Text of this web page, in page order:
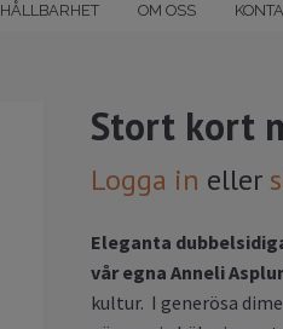
HÅLLBARHET OM OSS
Stort kort
Logga in eller
Eleganta
vår egna Anneli
kultur. I generösa